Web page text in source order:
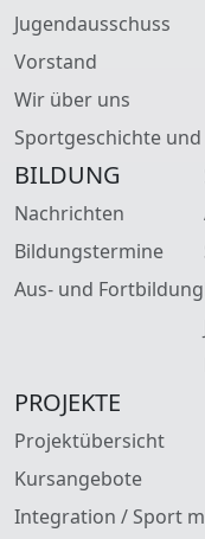
Jugendausschuss
Vorstand
Wir über uns
Sportgeschichte
BILDUNG
Nachrichten
Bildungstermine
Aus- und Fortbildung
PROJEKTE
Projektübersicht
Kursangebote
Integration / Sport